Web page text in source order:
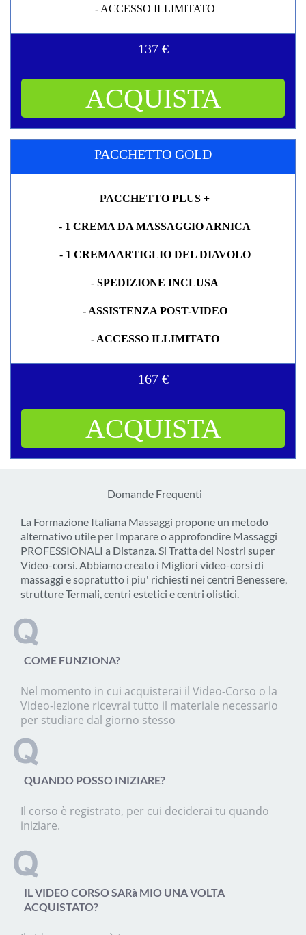
- ACCESSO ILLIMITATO
137 €
ACQUISTA
PACCHETTO GOLD
PACCHETTO PLUS +
- 1 CREMA DA MASSAGGIO ARNICA
-1 CREMAARTIGLIO DEL DIAVOLO
- SPEDIZIONE INCLUSA
- ASSISTENZA POST-VIDEO
- ACCESSO ILLIMITATO
167 €
ACQUISTA
Domande Frequenti
La Formazione Italiana Massaggi propone un metodo
alternativo utile per Imparare o approfondire Massaggi
PROFESSIONALI a Distanza. Si Tratta dei Nostri super
Video-corsi. Abbiamo creato i Migliori video-corsi di
massaggi e sopratutto i piu' richiesti nei centri Benessere,
strutture Termali, centri estetici e centri olistici.
COME FUNZIONA?
Nel momento in cui acquisterai il Video-Corso o la
Video-lezione ricevrai tutto il materiale necessario
per studiare dal giorno stesso
QUANDO POSSO INIZIARE?
Il corso è registrato, per cui deciderai tu quando
iniziare.
IL VIDEO CORSO SARà MIO UNA VOLTA
ACQUISTATO?